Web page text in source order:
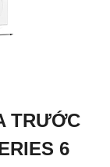
TRƯỚC
6